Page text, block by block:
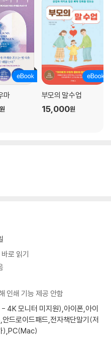
요하다
동
텝업 | 스쿼트 | 의자 삼두근 딥 |
운
까?
마
원
부모의 말 수업
15,000원
로 읽기
인쇄 기능 제공 안함
4K 모니터 미지원),아이폰,아이
드로이드패드,전자책단말기(저
),PC(Mac)